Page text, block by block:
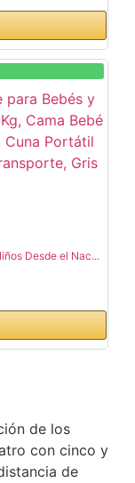
Desde el Nac...
de los
con cinco y
de